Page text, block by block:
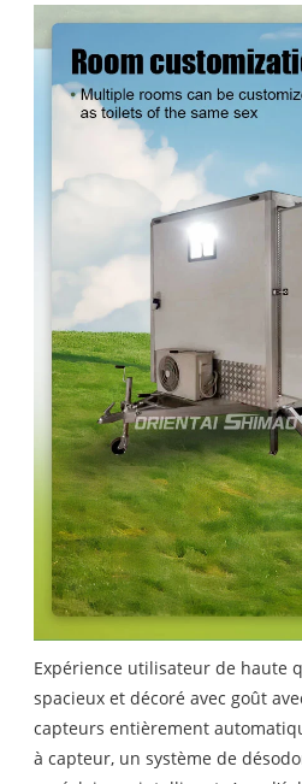
Expérience utilisateur de haute
spacieux et décoré avec goût
capteurs entièrement
à capteur, un système de